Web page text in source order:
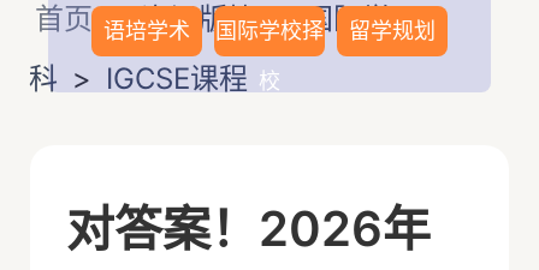
语培学术
国际学校择
校
留学规划
首页>资讯版块>国际学
科 > IGCSE课程
对答案！2026年